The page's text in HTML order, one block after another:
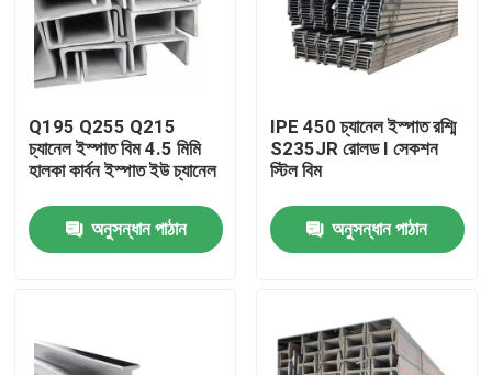
বাড়ি
Q195 Q255 Q215
চ্যানেল ইস্পাত বিম 4.5 মিমি
হালকা কার্বন ইস্পাত ইউ চ্যানেল
অনুসন্ধান পাঠান
IPE 450 চ্যানেল ইস্পাত রশ্মি
S235JR রোলড I সেকশন
স্টিল বিম
অনুসন্ধান পাঠান